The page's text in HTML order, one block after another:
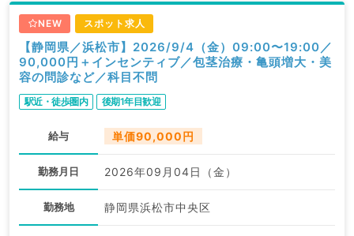
NEW スポット求人
【静岡県／浜松市】2026/9/4（金）09:00〜19:00／
90,000円＋インセンティブ／包茎治療・亀頭増大・美
容の問診など／科目不問
駅近・徒歩圏内 後期1年目歓迎
給与 単価90,000円
勤務月日 2026年09月04日（金）
勤務地 静岡県浜松市中央区